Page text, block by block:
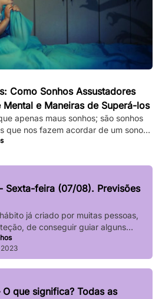
Como Sonhos Assustadores
e Maneiras de Superá-los
apenas maus sonhos; são sonhos
que nos fazem acordar de um sono
tão vívidos e assustadores que
forte, e a sensação de medo
acordarmos. Enquanto pesadelos
frequentes podem
nossa […]
Sexta-feira (07/08). Previsões
já criado por muitas pessoas,
de conseguir guiar alguns
mesmo de sair de determinadas
Quer saber o que os astros estão
no dia de hoje? Basta verificar
que significa? Todas as